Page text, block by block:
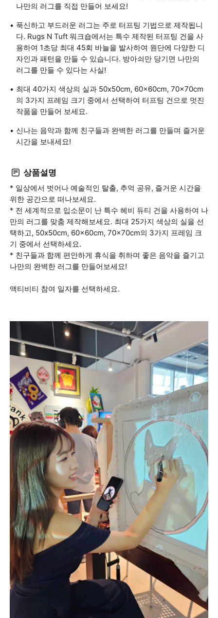
나만의 러그를 직접 만들어 보세요!
푹신하고 부드러운 러그는 주로 터프팅 기법으로 제작됩니
다. Rugs N Tuft 워크숍에서는 특수 제작된 터프팅 건을 사
용하여 1초당 최대 45회 바늘을 발사하여 원단에 다양한 디
자인과 패턴을 만들 수 있습니다. 방아쇠만 당기면 나만의
러그를 만들 수 있다는 사실!
최대 40가지 색상의 실과 50x50cm, 60x60cm, 70x70cm
의 3가지 프레임 크기 중에서 선택하여 터프팅 건으로 멋진
작품을 만들어 보세요.
신나는 음악과 함께 친구들과 완벽한 러그를 만들며 즐거운
시간을 보내세요!
상품설명
* 일상에서 벗어나 예술적인 탈출, 추억 공유, 즐거운 시간을
위한 공간으로 떠나보세요.
* 전 세계적으로 입소문이 난 특수 헤비 듀티 건을 사용하여 나
만의 러그를 맞춤 제작해보세요. 최대 25가지 색상의 실을 선
택하고, 50x50cm, 60x60cm, 70x70cm의 3가지 프레임 크
기 중에서 선택하세요.
* 친구들과 함께 편안하게 휴식을 취하며 좋은 음악을 즐기고
나만의 완벽한 러그를 만들어보세요!
액티비티 참여 일자를 선택하세요.